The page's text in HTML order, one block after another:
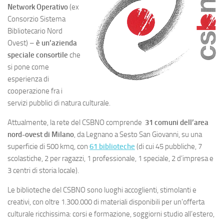
Network Operativo(ex
Consorzio Sistema
Bibliotecario Nord
Ovest) – è un’azienda
speciale consortile che
si pone come
esperienza di
cooperazione fra i
servizi pubblici di natura culturale.
Attualmente, la rete del CSBNO comprende 31 comuni dell’area
nord-ovest di Milano, da Legnano a Sesto San Giovanni, su una
superficie di 500 kmq, con 61 biblioteche (di cui 45 pubbliche, 7
scolastiche, 2 per ragazzi, 1 professionale, 1 speciale, 2 d’impresa e
3 centri di storia locale).
Le biblioteche del CSBNO sono luoghi accoglienti, stimolanti e
creativi, con oltre 1.300.000 di materiali disponibili per un’offerta
culturale ricchissima: corsi e formazione, soggiorni studio all’estero,